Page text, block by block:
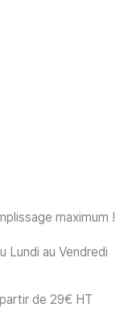
maximum !
au Vendredi
de 29€ HT